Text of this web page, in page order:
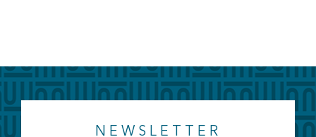
NEWSLETTER